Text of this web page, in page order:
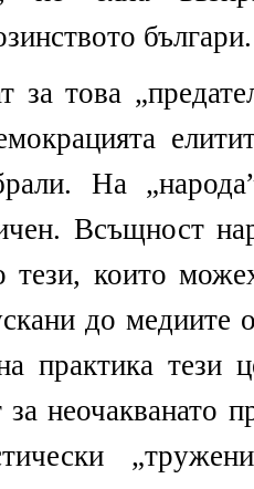
българи.
за това
На
Всъщност
тези, които
до медиите
практика тези
неочакванато